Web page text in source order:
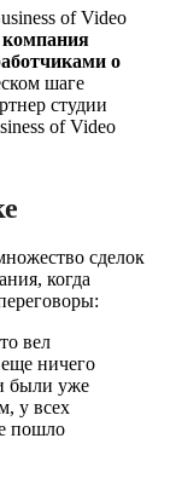
of Video
компания
о
шаге
студии
of Video
сделок
когда
вел
ничего
были уже
у всех
пошло